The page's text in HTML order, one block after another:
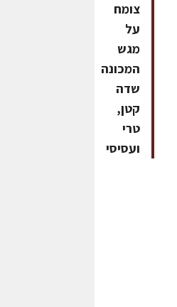
צומח
על
מגש
המכונה
שדה
קטן,
טרי
ועסיסי